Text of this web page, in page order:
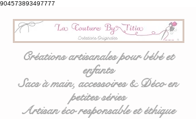
904573893497777
Créations artisanales pour bébé et
enfants
Sacs à main, accessoires & Déco en
petites séries
Artisan éco responsable et éthique